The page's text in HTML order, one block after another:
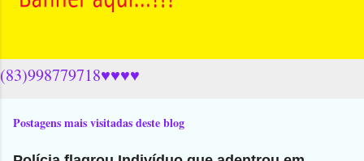
(83)998779718♥♥♥♥
Postagens mais visitadas deste blog